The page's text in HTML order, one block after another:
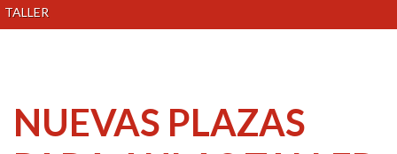
TALLER
NUEVAS PLAZAS